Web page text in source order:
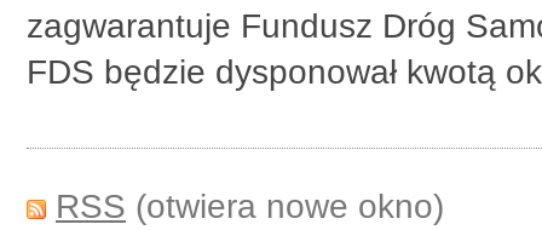
zagwarantuje Fundusz Dróg
FDS będzie dysponował kwotą
RSS (otwiera nowe okno)